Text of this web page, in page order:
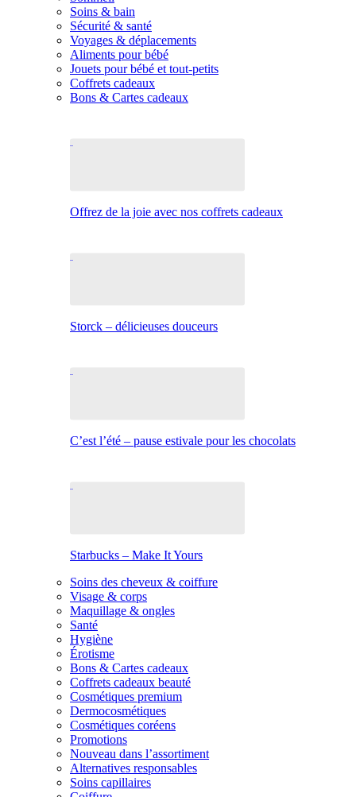
Soins & bain
Sécurité & santé
Voyages & déplacements
Aliments pour bébé
Jouets pour bébé et tout-petits
Coffrets cadeaux
Bons & Cartes cadeaux
Offrez de la joie avec nos coffrets cadeaux
Storck – délicieuses douceurs
C’est l’été – pause estivale pour les chocolats
Starbucks – Make It Yours
Soins des cheveux & coiffure
Visage & corps
Maquillage & ongles
Santé
Hygiène
Érotisme
Bons & Cartes cadeaux
Coffrets cadeaux beauté
Cosmétiques premium
Dermocosmétiques
Cosmétiques coréens
Promotions
Nouveau dans l’assortiment
Alternatives responsables
Soins capillaires